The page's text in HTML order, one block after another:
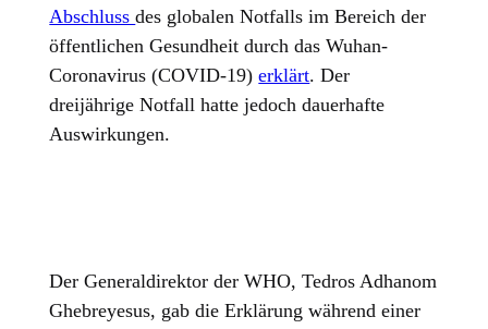
Abschlussdes globalen Notfalls im Bereich der
öffentlichen Gesundheit durch das Wuhan-
Coronavirus (COVID-19)erklärt. Der
dreijährige Notfall hatte jedoch dauerhafte
Auswirkungen.
Der Generaldirektor der WHO, Tedros Adhanom
Ghebreyesus, gab die Erklärung während einer